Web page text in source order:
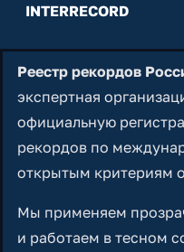
INTERRECORD
Реестр рекордов
экспертная
официальную
рекордов по
открытым критериям
Мы применяем
и работаем в тесном